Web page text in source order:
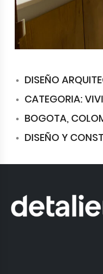
DISEÑO
CATEGORIA:
BOGOTA,
DISEÑO Y